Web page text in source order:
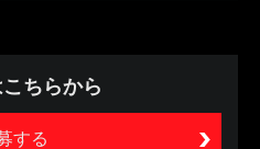
ちらから
する